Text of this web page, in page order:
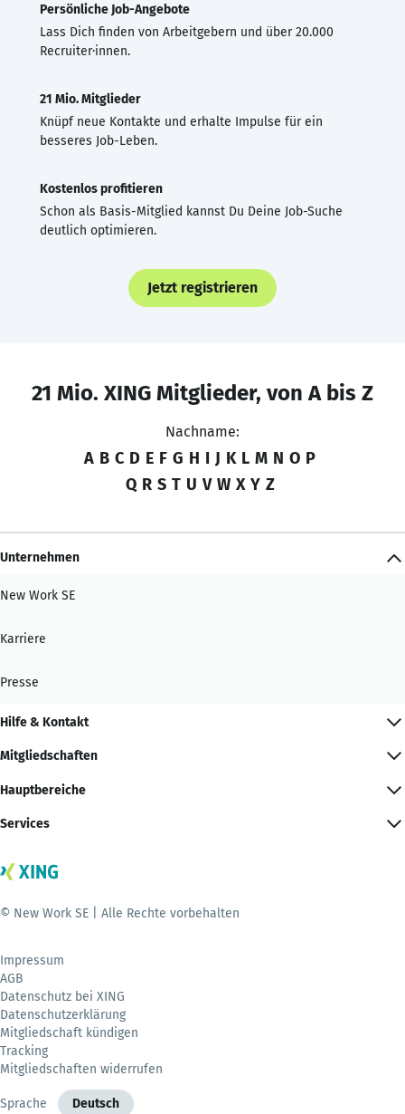
Persönliche Job-Angebote
Lass Dich finden von Arbeitgebern und über 20.000
Recruiter·innen.
21 Mio. Mitglieder
Knüpf neue Kontakte und erhalte Impulse für ein
besseres Job-Leben.
Kostenlos profitieren
Schon als Basis-Mitglied kannst Du Deine Job-Suche
deutlich optimieren.
Jetzt registrieren
21 Mio. XING Mitglieder, von A bis Z
Nachname:
A B C D E F G H I J K L M N O P
Q R S T U V W X Y Z
Unternehmen
New Work SE
Karriere
Presse
Hilfe & Kontakt
Mitgliedschaften
Hauptbereiche
Services
© New Work SE | Alle Rechte vorbehalten
Impressum
AGB
Datenschutz bei XING
Datenschutzerklärung
Mitgliedschaft kündigen
Tracking
Mitgliedschaften widerrufen
Sprache Deutsch